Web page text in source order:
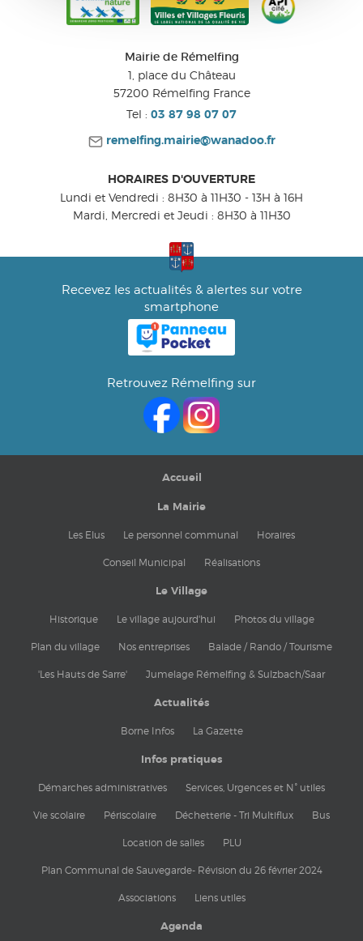
Mairie de Rémelfing
1, place du Château
57200 Rémelfing France
Tel : 03 87 98 07 07
remelfing.mairie@wanadoo.fr
HORAIRES D'OUVERTURE
Lundi et Vendredi : 8H30 à 11H30 - 13H à 16H
Mardi, Mercredi et Jeudi : 8H30 à 11H30
Recevez les actualités & alertes sur votre
smartphone
Retrouvez Rémelfing sur
Accueil
La Mairie
Les Elus Le personnel communal Horaires
Conseil Municipal Réalisations
Le Village
Historique Le village aujourd'hui Photos du village
Plan du village Nos entreprises Balade / Rando / Tourisme
'Les Hauts de Sarre' Jumelage Rémelfing & Sulzbach/Saar
Actualités
Borne Infos La Gazette
Infos pratiques
Démarches administratives Services, Urgences et N° utiles
Vie scolaire Périscolaire Déchetterie - Tri Multiflux Bus
Location de salles PLU
Plan Communal de Sauvegarde- Révision du 26 février 2024
Associations Liens utiles
Agenda